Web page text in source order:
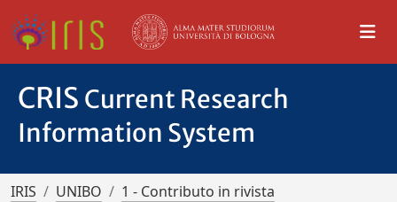
CRIS Current Research
Information System
IRIS UNIBO
1 - Contributo in rivista